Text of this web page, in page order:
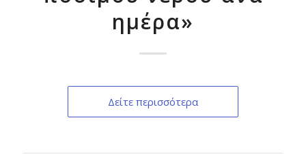
ημέρα»
Δείτε περισσότερα